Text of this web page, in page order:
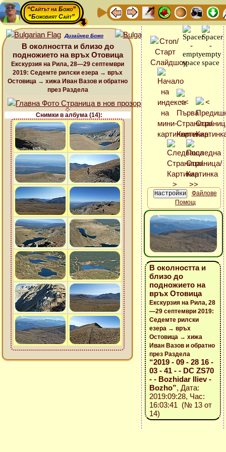
“Сайтът на Божо”
“Божовият Сайт”
Дизайнер Божо
В околността и близо до
подножието на връх Отовица
Екскурзия на Рила, 28—29 септември
2019: Седемте рилски езера → връх
Остовица → хижа Иван Вазов и обратно
през Раздела
Снимки в албума (14):
Файлове
Помощ
В околността и
близо до
подножието на
връх Отовица
Екскурзия на Рила, 28
—29 септември 2019:
Седемте рилски
езера → връх
Остовица → хижа
Иван Вазов и обратно
през Раздела
“2019 - 09 - 28 16 -
03 - 41 - - DC ZS70
- - Bozhidar Iliev -
Bozho”, Дата:
2019:09:28, Час:
16:03:41 (№ 13 от
14)